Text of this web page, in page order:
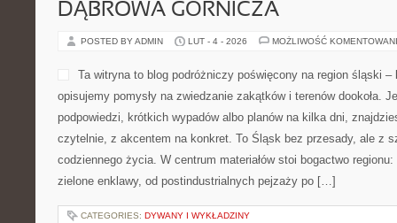
DĄBROWA GÓRNICZA
POSTED BY ADMIN LUT - 4 - 2026 MOŻLIWOŚĆ
Ta witryna to blog podróżniczy poświęcony na region śląski
opisujemy pomysły na zwiedzanie zakątków i terenów dookoła.
podpowiedzi, krótkich wypadów albo planów na kilka dni,
czytelnie, z akcentem na konkret. To Śląsk bez przesady, ale z
codziennego życia. W centrum materiałów stoi bogactwo
zielone enklawy, od postindustrialnych pejzaży po […]
CATEGORIES: DYWANY I WYKŁADZINY